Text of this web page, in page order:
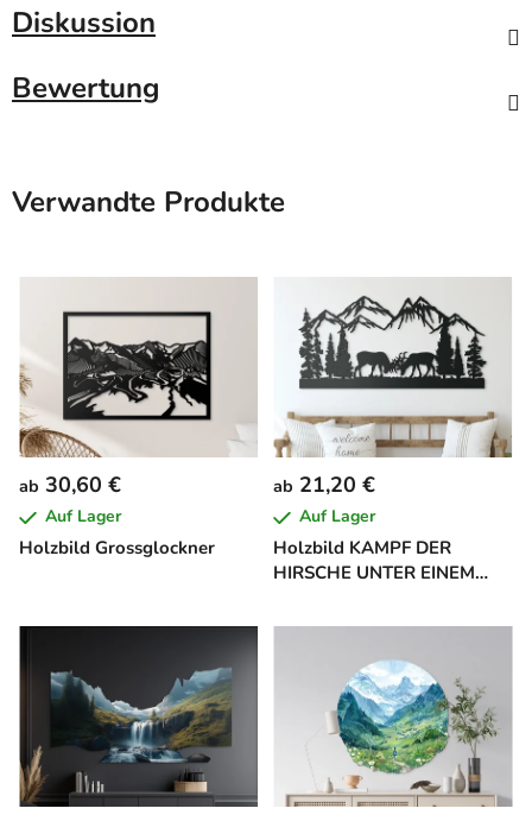
Diskussion
Bewertung
Verwandte Produkte
Holzbild Grossglockner
ab 30,60 €
Auf Lager
Holzbild KAMPF DER
HIRSCHE UNTER EINEM
ab 21,20 €
Auf Lager